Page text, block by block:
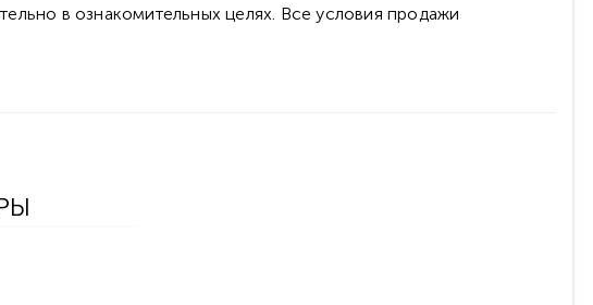
в ознакомительных целях. Все условия продажи